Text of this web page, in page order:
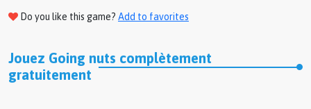
Do you like this game? Add to favorites
Jouez Going nuts complètement
gratuitement